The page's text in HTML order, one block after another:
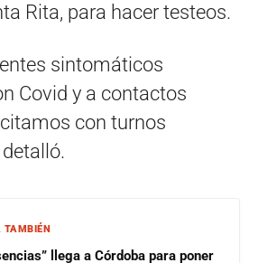
Rita, para hacer testeos.
sintomáticos
Covid y a contactos
con turnos
TAMBIÉN
llega a Córdoba para poner